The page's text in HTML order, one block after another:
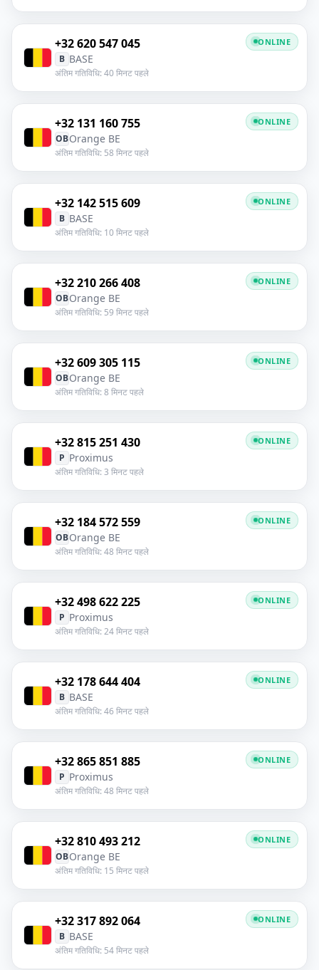
+32 620 547 045
B BASE
अंतिम गतिविधि: 40 मिनट पहले
ONLINE
+32 131 160 755
OBOrange BE
अंतिम गतिविधि: 58 मिनट पहले
ONLINE
+32 142 515 609
B BASE
अंतिम गतिविधि: 10 मिनट पहले
ONLINE
+32 210 266 408
OBOrange BE
अंतिम गतिविधि: 59 मिनट पहले
ONLINE
+32 609 305 115
OBOrange BE
अंतिम गतिविधि: 8 मिनट पहले
ONLINE
+32 815 251 430
P Proximus
अंतिम गतिविधि: 3 मिनट पहले
ONLINE
+32 184 572 559
OBOrange BE
अंतिम गतिविधि: 48 मिनट पहले
ONLINE
+32 498 622 225
P Proximus
अंतिम गतिविधि: 24 मिनट पहले
ONLINE
+32 178 644 404
B BASE
अंतिम गतिविधि: 46 मिनट पहले
ONLINE
+32 865 851 885
P Proximus
अंतिम गतिविधि: 48 मिनट पहले
ONLINE
+32 810 493 212
OBOrange BE
अंतिम गतिविधि: 15 मिनट पहले
ONLINE
+32 317 892 064
B BASE
अंतिम गतिविधि: 54 मिनट पहले
ONLINE